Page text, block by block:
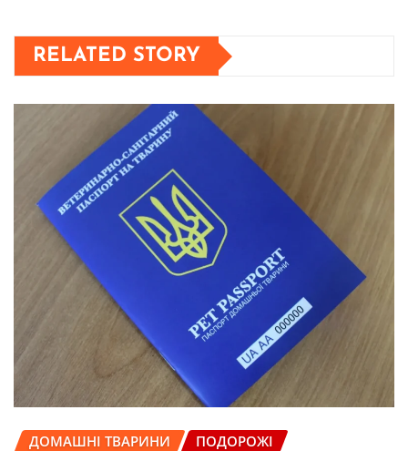
RELATED STORY
ДОМАШНІ ТВАРИНИ ПОДОРОЖІ